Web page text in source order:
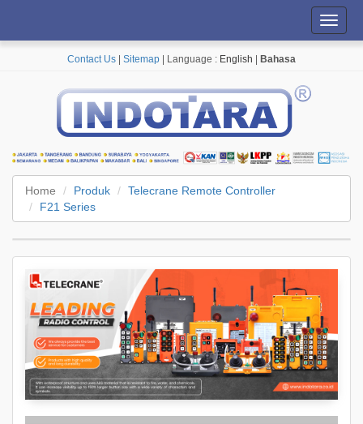
Contact Us Sitemap | Language : English Bahasa
Home Produk
Telecrane Remote Controller
F21 Series